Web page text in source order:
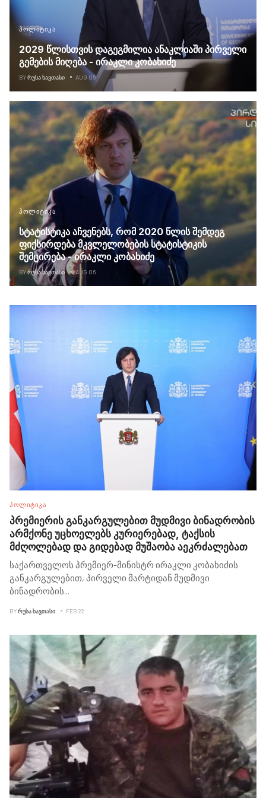
ᲞᲝᲚᲘᲢᲘᲙᲐ
2029 წლისთვის დაგეგმილია ანაკლიაში პირველი
გემების მიღება - ირაკლი კობახიძე
BYᲠᲣᲡᲐ ᲮᲐᲕᲗᲐᲡᲘ AUG 06
ᲞᲝᲚᲘᲢᲘᲙᲐ
სტატისტიკა აჩვენებს, რომ 2020 წლის შემდეგ
ფიქსირდება მკვლელობების სტატისტიკის
შემცირება - ირაკლი კობახიძე
BYᲠᲣᲡᲐ ᲮᲐᲕᲗᲐᲡᲘ AUG 06
ᲞᲝᲚᲘᲢᲘᲙᲐ
პრემიერის განკარგულებით მუდმივი ბინადრობის
არმქონე უცხოელებს კურიერებად, ტაქსის
მძღოლებად და გიდებად მუშაობა აეკრძალებათ
საქართველოს პრემიერ-მინისტრ ირაკლი კობახიძის
განკარგულებით, პირველი მარტიდან მუდმივი
ბინადრობის...
BYᲠᲣᲡᲐ ᲮᲐᲕᲗᲐᲡᲘ FEB 22